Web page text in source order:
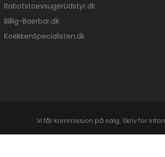
RobotstoevsugerUdstyr.dk
Billig-Baerbar.dk
KoekkenSpecialisten.dk
Vi får kommission på salg. Skriv for